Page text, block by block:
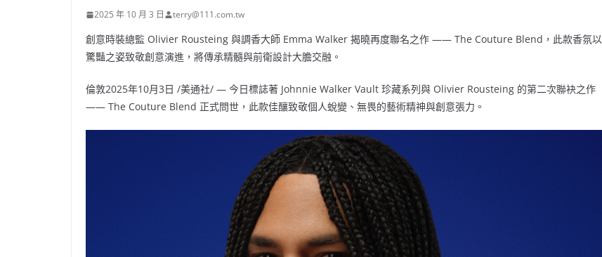
2025 年 10 月 3 日 terry@111.com.tw
創意時裝總監 Olivier Rousteing 與調香大師 Emma Walker 揭曉再度聯名之作 —— The Couture Blend，此款香氛以
驚豔之姿致敬創意演進，將傳承精髓與前衛設計大膽交融。
倫敦2025年10月3日 /美通社/ — 今日標誌著 Johnnie Walker Vault 珍藏系列與 Olivier Rousteing 的第二次聯袂之作
—— The Couture Blend 正式問世，此款佳釀致敬個人蛻變、無畏的藝術精神與創意張力。